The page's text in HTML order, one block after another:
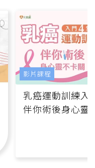
乳癌運動訓練入
伴你術後身心靈
影片課程